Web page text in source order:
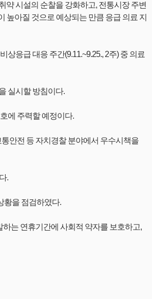
약 시설의 순찰을 강화하고, 전통시장 주변
높아질 것으로 예상되는 만큼 응급 의료 지
상응급 대응 주간(9.11.~9.25., 2주) 중 의료
실시할 방침이다.
에 주력할 예정이다.
안전 등 자치경찰 분야에서 우수시책을
.
황을 점검하였다.
하는 연휴기간에 사회적 약자를 보호하고,